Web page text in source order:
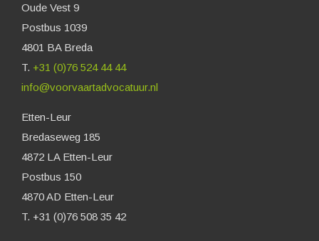
Oude Vest 9
Postbus 1039
4801 BA Breda
T. +31 (0)76 524 44 44
info@voorvaartadvocatuur.nl
Etten-Leur
Bredaseweg 185
4872 LA Etten-Leur
Postbus 150
4870 AD Etten-Leur
T. +31 (0)76 508 35 42